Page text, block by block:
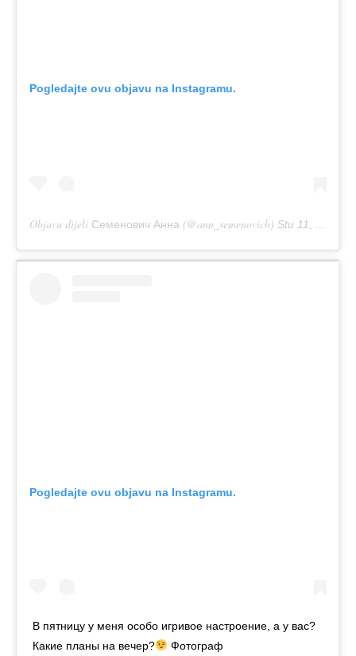
Pogledajte ovu objavu na Instagramu.
Objavu dijeli Семенович Анна (@ann_semenovich) Stu 11, 2018 u 2:02 PST
Pogledajte ovu objavu na Instagramu.
В пятницу у меня особо игривое настроение, а у вас?
Какие планы на вечер?
Фотограф